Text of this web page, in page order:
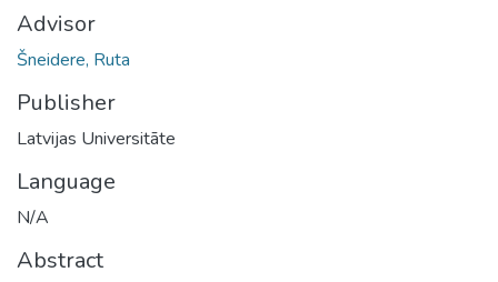
Advisor
Šneidere, Ruta
Publisher
Latvijas Universitāte
Language
N/A
Abstract